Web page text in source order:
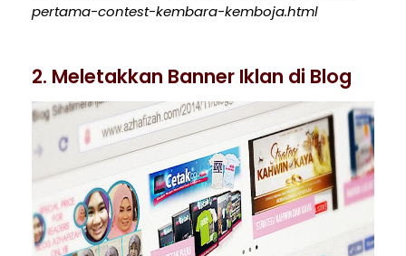
pertama-contest-kembara-kemboja.html
2. Meletakkan Banner Iklan di Blog